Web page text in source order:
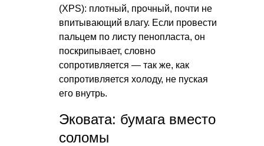
(XPS): плотный, прочный, почти не
впитывающий влагу. Если провести
пальцем по листу пенопласта, он
поскрипывает, словно
сопротивляется — так же, как
сопротивляется холоду, не пуская
его внутрь.
Эковата: бумага вместо
соломы